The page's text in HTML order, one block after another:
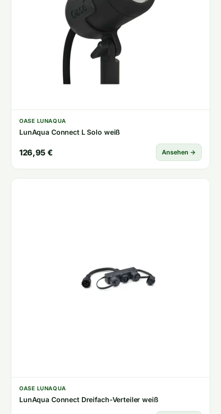
OASE LUNAQUA
LunAqua Connect L Solo weiß
126,95 € Ansehen →
OASE LUNAQUA
LunAqua Connect Dreifach-Verteiler weiß